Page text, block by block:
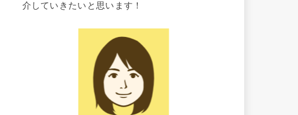
介していきたいと思います！